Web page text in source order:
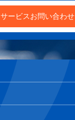
サービスお問い合わせ